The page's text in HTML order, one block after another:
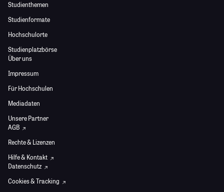
Studienthemen
Studienformate
Hochschulorte
Studienplatzbörse
Über uns
Impressum
Für Hochschulen
Mediadaten
Unsere Partner
AGB
Rechte & Lizenzen
Hilfe & Kontakt
Datenschutz
Cookies & Tracking